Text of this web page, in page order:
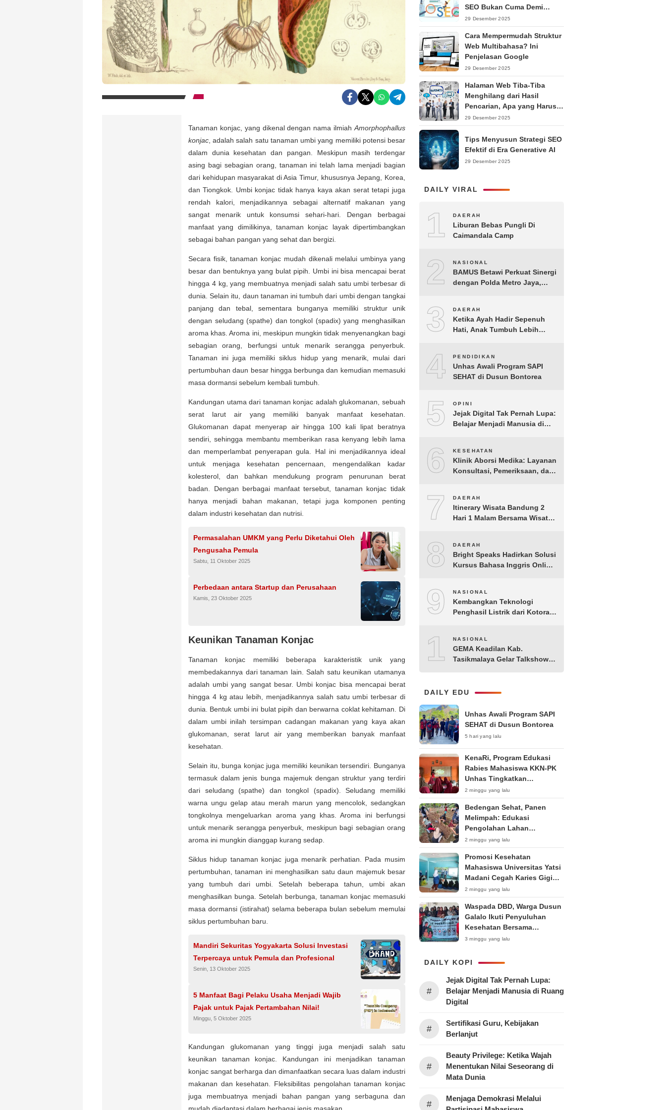
Tanaman konjac, yang dikenal dengan nama ilmiah Amorphophallus
konjac , adalah salah satu tanaman umbi yang memiliki potensi besar
dalam dunia kesehatan dan pangan. Meskipun masih terdengar
asing bagi sebagian orang, tanaman ini telah lama menjadi bagian
dari kehidupan masyarakat di Asia Timur, khususnya Jepang, Korea,
dan Tiongkok. Umbi konjac tidak hanya kaya akan serat tetapi juga
rendah kalori, menjadikannya sebagai alternatif makanan yang
sangat menarik untuk konsumsi sehari-hari. Dengan berbagai
manfaat yang dimilikinya, tanaman konjac layak dipertimbangkan
sebagai bahan pangan yang sehat dan bergizi.
Secara fisik, tanaman konjac mudah dikenali melalui umbinya yang
besar dan bentuknya yang bulat pipih. Umbi ini bisa mencapai berat
hingga 4 kg, yang membuatnya menjadi salah satu umbi terbesar di
dunia. Selain itu, daun tanaman ini tumbuh dari umbi dengan tangkai
panjang dan tebal, sementara bunganya memiliki struktur unik
dengan seludang (spathe) dan tongkol (spadix) yang menghasilkan
aroma khas. Aroma ini, meskipun mungkin tidak menyenangkan bagi
sebagian orang, berfungsi untuk menarik serangga penyerbuk.
Tanaman ini juga memiliki siklus hidup yang menarik, mulai dari
pertumbuhan daun besar hingga berbunga dan kemudian memasuki
masa dormansi sebelum kembali tumbuh.
Kandungan utama dari tanaman konjac adalah glukomanan, sebuah
serat larut air yang memiliki banyak manfaat kesehatan.
Glukomanan dapat menyerap air hingga 100 kali lipat beratnya
sendiri, sehingga membantu memberikan rasa kenyang lebih lama
dan memperlambat penyerapan gula. Hal ini menjadikannya ideal
untuk menjaga kesehatan pencernaan, mengendalikan kadar
kolesterol, dan bahkan mendukung program penurunan berat
badan. Dengan berbagai manfaat tersebut, tanaman konjac tidak
hanya menjadi bahan makanan, tetapi juga komponen penting
dalam industri kesehatan dan nutrisi.
Permasalahan UMKM yang Perlu Diketahui Oleh
Pengusaha Pemula
Sabtu, 11 Oktober 2025
Perbedaan antara Startup dan Perusahaan
Kamis, 23 Oktober 2025
Keunikan Tanaman Konjac
Tanaman konjac memiliki beberapa karakteristik unik yang
membedakannya dari tanaman lain. Salah satu keunikan utamanya
adalah umbi yang sangat besar. Umbi konjac bisa mencapai berat
hingga 4 kg atau lebih, menjadikannya salah satu umbi terbesar di
dunia. Bentuk umbi ini bulat pipih dan berwarna coklat kehitaman. Di
dalam umbi inilah tersimpan cadangan makanan yang kaya akan
glukomanan, serat larut air yang memberikan banyak manfaat
kesehatan.
Selain itu, bunga konjac juga memiliki keunikan tersendiri. Bunganya
termasuk dalam jenis bunga majemuk dengan struktur yang terdiri
dari seludang (spathe) dan tongkol (spadix). Seludang memiliki
warna ungu gelap atau merah marun yang mencolok, sedangkan
tongkolnya mengeluarkan aroma yang khas. Aroma ini berfungsi
untuk menarik serangga penyerbuk, meskipun bagi sebagian orang
aroma ini mungkin dianggap kurang sedap.
Siklus hidup tanaman konjac juga menarik perhatian. Pada musim
pertumbuhan, tanaman ini menghasilkan satu daun majemuk besar
yang tumbuh dari umbi. Setelah beberapa tahun, umbi akan
menghasilkan bunga. Setelah berbunga, tanaman konjac memasuki
masa dormansi (istirahat) selama beberapa bulan sebelum memulai
siklus pertumbuhan baru.
Mandiri Sekuritas Yogyakarta Solusi Investasi
Terpercaya untuk Pemula dan Profesional
Senin, 13 Oktober 2025
5 Manfaat Bagi Pelaku Usaha Menjadi Wajib
Pajak untuk Pajak Pertambahan Nilai!
Minggu, 5 Oktober 2025
Kandungan glukomanan yang tinggi juga menjadi salah satu
keunikan tanaman konjac. Kandungan ini menjadikan tanaman
konjac sangat berharga dan dimanfaatkan secara luas dalam industri
makanan dan kesehatan. Fleksibilitas pengolahan tanaman konjac
juga membuatnya menjadi bahan pangan yang serbaguna dan
mudah diadaptasi dalam berbagai jenis masakan.
SEO Bukan Cuma Demi
Ranking
29 Desember 2025
Cara Mempermudah Struktur
Web Multibahasa? Ini
Penjelasan Google
29 Desember 2025
Halaman Web Tiba-Tiba
Menghilang dari Hasil
Pencarian, Apa yang Harus
Dilakukan?
29 Desember 2025
Tips Menyusun Strategi SEO
Efektif di Era Generative AI
29 Desember 2025
DAILY VIRAL
1 DAERAH
Liburan Bebas Pungli Di
Caimandala Camp
2 NASIONAL
BAMUS Betawi Perkuat Sinergi
dengan Polda Metro Jaya,
Kondusif Jelang HUT ke-81
Republik Indonesia
3 DAERAH
Ketika Ayah Hadir Sepenuh
Hati, Anak Tumbuh Lebih
4 PENDIDIKAN
Unhas Awali Program SAPI
SEHAT di Dusun Bontorea
5 OPINI
Jejak Digital Tak Pernah Lupa:
Belajar Menjadi Manusia di
6 KESEHATAN
Klinik Aborsi Medika: Layanan
Konsultasi, Pemeriksaan, dan
7 DAERAH
Itinerary Wisata Bandung 2
Hari 1 Malam Bersama Wisata
8 DAERAH
Bright Speaks Hadirkan Solusi
Kursus Bahasa Inggris Online
Bicara
9 NASIONAL
Kembangkan Teknologi
Penghasil Listrik dari Kotoran
10NASIONAL
GEMA Keadilan Kab.
Tasikmalaya Gelar Talkshow
Negara di Era Post-Truth”
DAILY EDU
Unhas Awali Program SAPI
SEHAT di Dusun Bontorea
5 hari yang lalu
KenaRi, Program Edukasi
Rabies Mahasiswa KKN-PK
Unhas Tingkatkan
Kesadaran Siswa SD Negeri 4
Maccorawalie
2 minggu yang lalu
Bedengan Sehat, Panen
Melimpah: Edukasi
Pengolahan Lahan
Bedengan Organik bagi KWT
dan Ibu PKK RT 04 RW 01
Kelurahan Pakintelan
2 minggu yang lalu
Promosi Kesehatan
Mahasiswa Universitas Yatsi
Madani Cegah Karies Gigi
Anak
2 minggu yang lalu
Waspada DBD, Warga Dusun
Galalo Ikuti Penyuluhan
Kesehatan Bersama
Mahasiswa Pemberdayaan
Surabaya 2026
3 minggu yang lalu
DAILY KOPI
#
Jejak Digital Tak Pernah Lupa:
Belajar Menjadi Manusia di Ruang
Digital
#
Sertifikasi Guru, Kebijakan
Berlanjut
#
Beauty Privilege: Ketika Wajah
Menentukan Nilai Seseorang di
Mata Dunia
#
Menjaga Demokrasi Melalui